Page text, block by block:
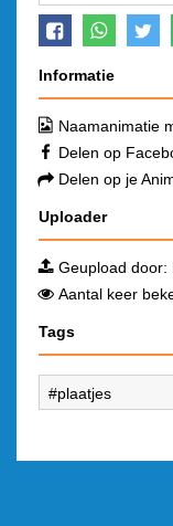
Informatie
Naamanimatie
Delen op
Delen op je
Uploader
Geupload door:
Aantal keer
Tags
plaatjes